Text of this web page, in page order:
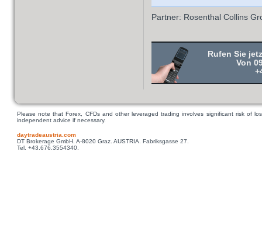
Partner: Rosenthal Collins
Rufen Sie
Von
Please note that Forex, CFDs and other leveraged trading involves significant risk of
independent advice if necessary.
daytradeaustria.com
DT Brokerage GmbH. A-8020 Graz. AUSTRIA. Fabriksgasse 27.
Tel. +43.676.3554340.